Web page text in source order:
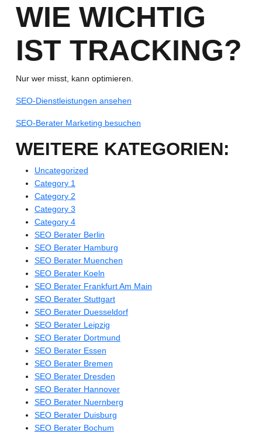
WIE WICHTIG
IST TRACKING?
Nur wer misst, kann optimieren.
SEO-Dienstleistungen ansehen
SEO-Berater Marketing besuchen
WEITERE KATEGORIEN:
Uncategorized
Category 1
Category 2
Category 3
Category 4
SEO Berater Berlin
SEO Berater Hamburg
SEO Berater Muenchen
SEO Berater Koeln
SEO Berater Frankfurt Am Main
SEO Berater Stuttgart
SEO Berater Duesseldorf
SEO Berater Leipzig
SEO Berater Dortmund
SEO Berater Essen
SEO Berater Bremen
SEO Berater Dresden
SEO Berater Hannover
SEO Berater Nuernberg
SEO Berater Duisburg
SEO Berater Bochum